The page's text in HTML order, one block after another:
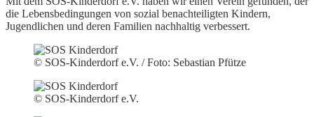
die Lebensbedingungen von sozial benachteiligten Kindern,
Jugendlichen und deren Familien nachhaltig verbessert.
© SOS-Kinderdorf e.V. / Foto: Sebastian Pfütze
© SOS-Kinderdorf e.V.